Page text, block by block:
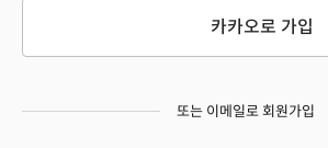
카카오로 가입
또는 이메일로 회원가입